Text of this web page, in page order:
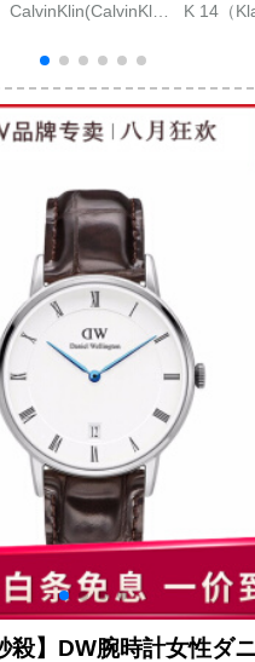
CalvinKlin(CalvinKle)
女子ゴアルデム計世
界连保K 6 L 2 M 616
バラゴルドMコード
K 14（
ーク文
ストーク
計42 mm
VO 14
殺】DW腕時計女性ダ